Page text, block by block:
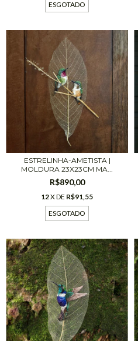
ESGOTADO
ESTRELINHA-AMETISTA |
MOLDURA 23X23CM MA...
R$890,00
12X DE R$91,55
ESGOTADO